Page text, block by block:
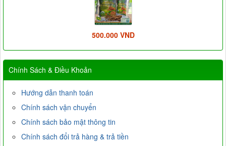
500.000 VND
Chính Sách & Điều Khoản
Hướng dẫn thanh toán
Chính sách vận chuyển
Chính sách bảo mật thông tin
Chính sách đổi trả hàng & trả tiền